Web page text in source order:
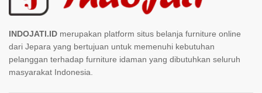
INDOJATI.ID merupakan platform situs belanja furniture online
dari Jepara yang bertujuan untuk memenuhi kebutuhan
pelanggan terhadap furniture idaman yang dibutuhkan seluruh
masyarakat Indonesia.